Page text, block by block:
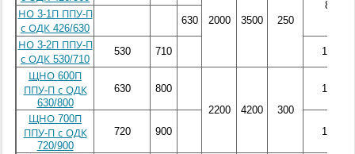
2000
3500 250
800
НО 3-1П ППУ-П
с ОДК 426/630
630
НО 3-2П ППУ-П
с ОДК 530/710
530 710 1000
ЩНО 600П
ППУ-П с ОДК
630/800
630
800
2200
4200 300
1300
ЩНО 700П
ППУ-П с ОДК
720/900
720 900 1400